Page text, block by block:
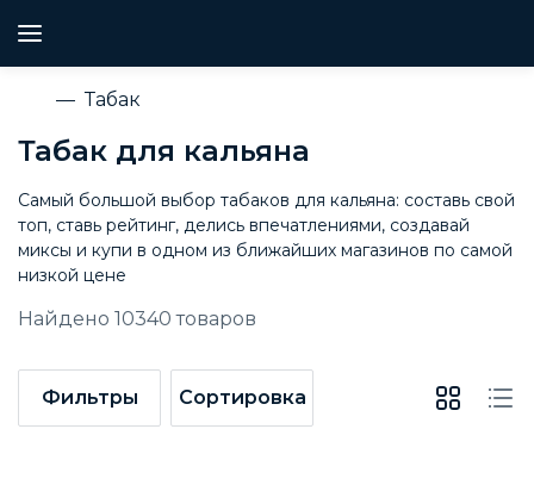
Табак
Табак для кальяна
Самый большой выбор табаков для кальяна: составь свой
топ, ставь рейтинг, делись впечатлениями, создавай
миксы и купи в одном из ближайших магазинов по самой
низкой цене
Найдено 10340 товаров
Фильтры Сортировка